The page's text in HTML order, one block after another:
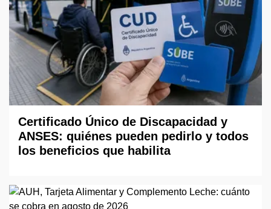
Certificado Único de Discapacidad y
ANSES: quiénes pueden pedirlo y todos
los beneficios que habilita